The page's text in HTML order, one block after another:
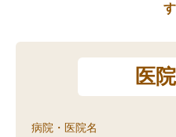
す
医
病院・医院名